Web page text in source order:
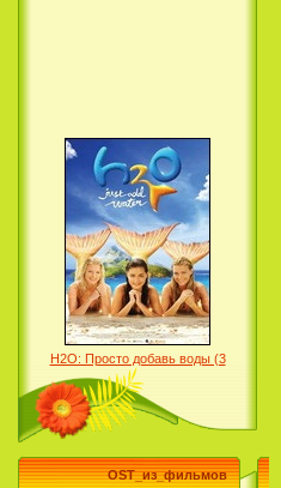
Семейка Крудс / The Croods
(2013)
Эпик / Epic (2013)
H2O: Просто добавь воды (3
Сезон) / H2O: Just Add Water
(3 Season) (сериал)
OST_из_фильмов